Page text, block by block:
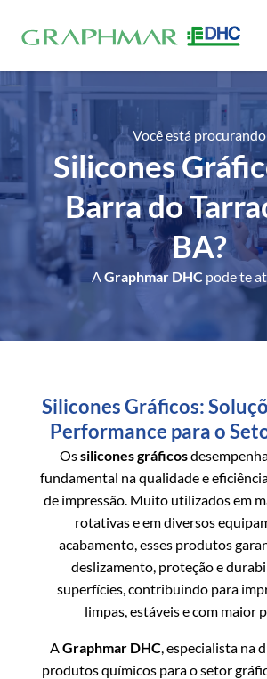
Você está procurando
Silicones
Barra do
BA?
AGraphmar DHC pode te
Silicones Gráficos:
Performance para o
Ossilicones gráficos
fundamental na qualidade e
de impressão. Muito utilizados em
rotativas e em diversos
acabamento, esses produtos
deslizamento, proteção e
superfícies, contribuindo para
limpas, estáveis e com maior
AGraphmar DHC, especialista na
produtos químicos para o setor